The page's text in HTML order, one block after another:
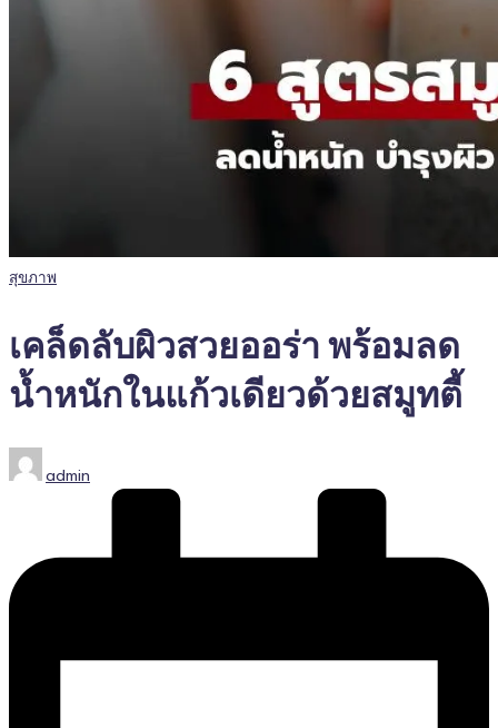
Posted
สุขภาพ
เคล็ดลับผิวสวยออร่า พร้อมลด
น้ำหนักในแก้วเดียวด้วยสมูทตี้
Posted
by
admin